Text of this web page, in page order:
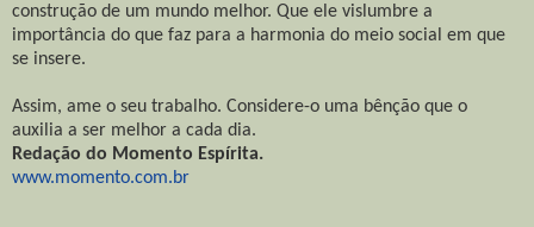
construção de um mundo melhor. Que ele vislumbre a
importância do que faz para a harmonia do meio social em que
se insere.
Assim, ame o seu trabalho. Considere-o uma bênção que o
auxilia a ser melhor a cada dia.
Redação do Momento Espírita.
www.momento.com.br